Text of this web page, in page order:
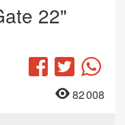
22"
Facebook
Twitter
82 008